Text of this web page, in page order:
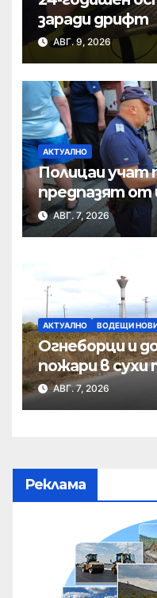
заради дрифт
АВГ. 9, 2026
АКТУАЛНО
Полицаи учат
предпазят от
АВГ. 7, 2026
АКТУАЛНО ВОДЕЩИ
Огнеборци и
пожари в сухи
АВГ. 7, 2026
Реклама